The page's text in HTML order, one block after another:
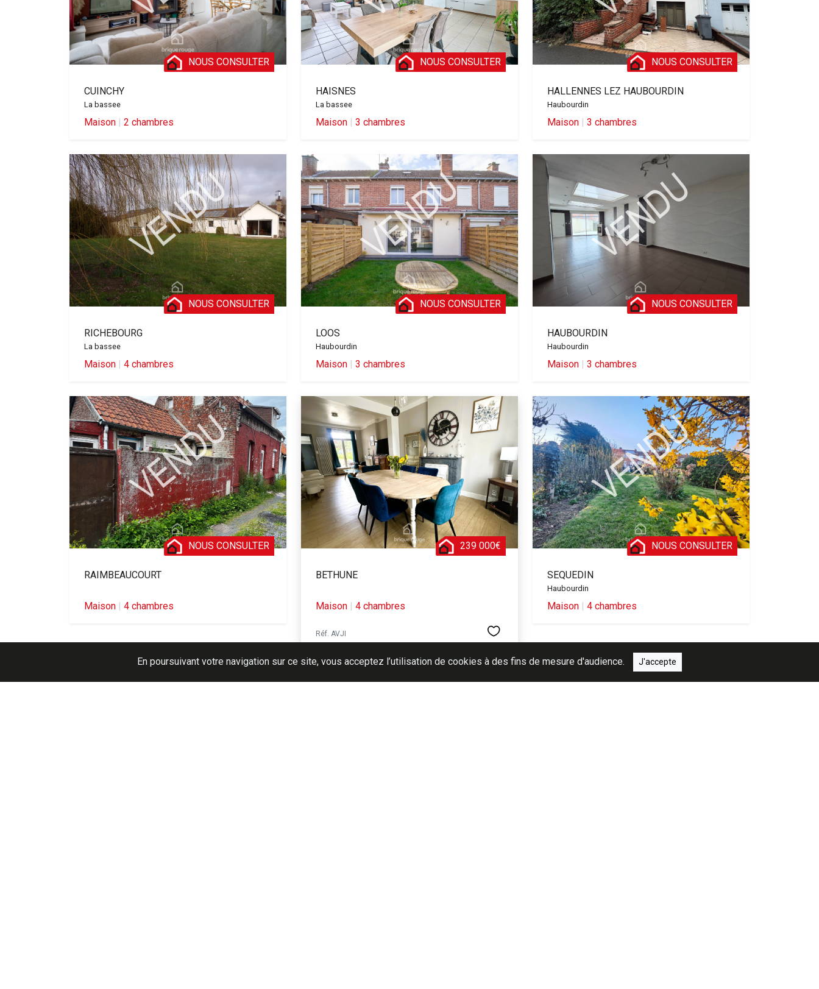
En poursuivant votre navigation sur ce site, vous acceptez l’utilisation de cookies à des fins de mesure d'audience. J'accepte
NOUS CONSULTER
CUINCHY
La bassee
Maison | 2 chambres
NOUS CONSULTER
HAISNES
La bassee
Maison | 3 chambres
NOUS CONSULTER
HALLENNES LEZ HAUBOURDIN
Haubourdin
Maison | 3 chambres
NOUS CONSULTER
RICHEBOURG
La bassee
Maison | 4 chambres
NOUS CONSULTER
LOOS
Haubourdin
Maison | 3 chambres
NOUS CONSULTER
HAUBOURDIN
Haubourdin
Maison | 3 chambres
NOUS CONSULTER
RAIMBEAUCOURT
Maison | 4 chambres
239 000€
BETHUNE
Maison | 4 chambres
Réf. AVJI
NOUS CONSULTER
SEQUEDIN
Haubourdin
Maison | 4 chambres